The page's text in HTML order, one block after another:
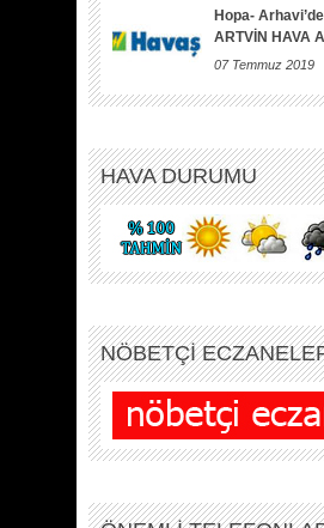
Hopa-
ARTVİN HAVA
07 Temmuz 2019
HAVA DURUMU
NÖBETÇİ